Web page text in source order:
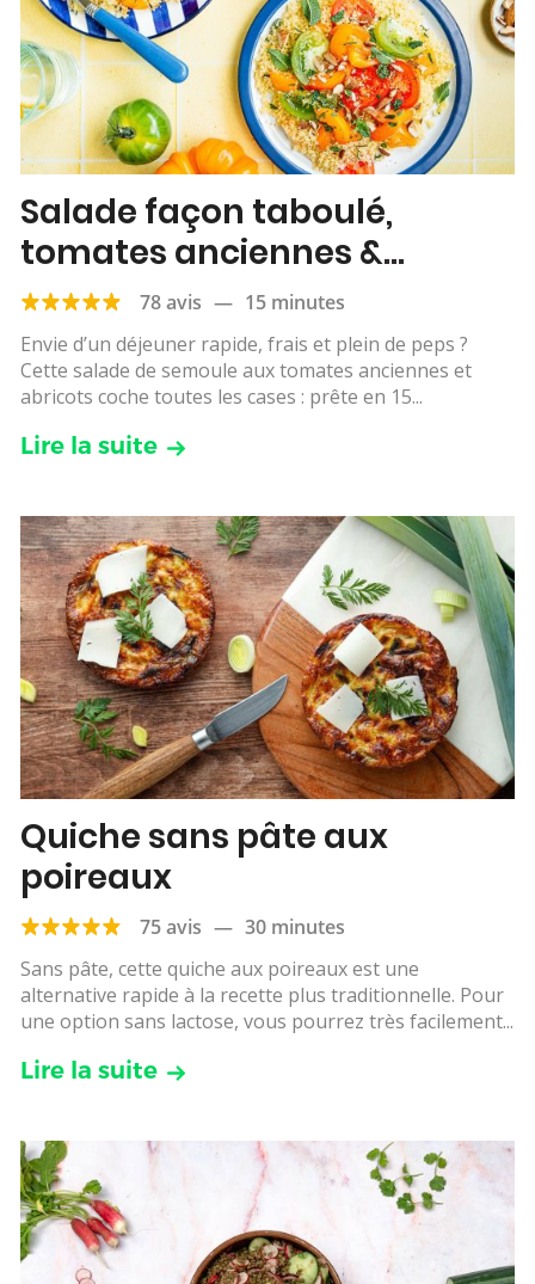
Salade façon taboulé,
tomates anciennes &
abricots78 avis — 15 minutes
Envie d’un déjeuner rapide, frais et plein de peps ?
Cette salade de semoule aux tomates anciennes et
abricots coche toutes les cases : prête en 15...
Lire la suite
Quiche sans pâte aux
poireaux
75 avis — 30 minutes
Sans pâte, cette quiche aux poireaux est une
alternative rapide à la recette plus traditionnelle. Pour
une option sans lactose, vous pourrez très facilement...
Lire la suite